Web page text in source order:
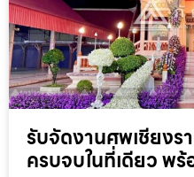
รับจัดงานศพเชียงร
ครบจบในที่เดียว พร้